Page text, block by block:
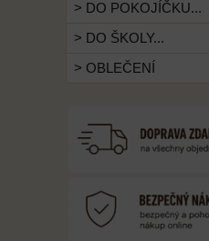
> DO POKOJÍČKU...
> DO ŠKOLY...
> OBLEČENÍ